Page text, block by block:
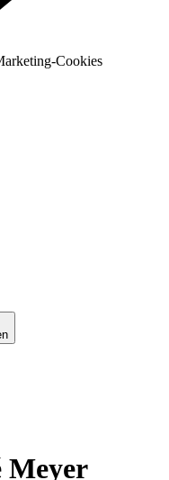
Cookies
Meyer